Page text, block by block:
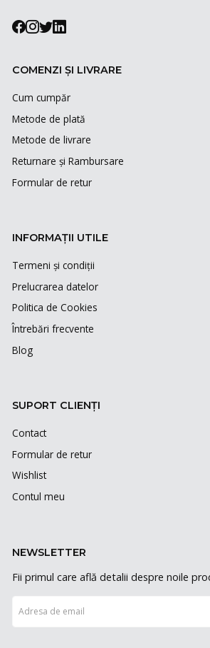
COMENZI ȘI LIVRARE
Cum cumpăr
Metode de plată
Metode de livrare
Returnare și Rambursare
Formular de retur
INFORMAȚII UTILE
Termeni și condiții
Prelucrarea datelor
Politica de Cookies
Întrebări frecvente
Blog
SUPORT CLIENȚI
Contact
Formular de retur
Wishlist
Contul meu
NEWSLETTER
Fii primul care află detalii despre noile